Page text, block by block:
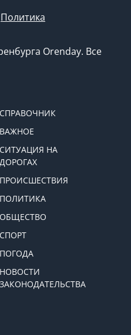
Политика
Orenday. Все
СПРАВОЧНИК
ВАЖНОЕ
СИТУАЦИЯ НА
ДОРОГАХ
ПРОИСШЕСТВИЯ
ПОЛИТИКА
ОБЩЕСТВО
СПОРТ
ПОГОДА
НОВОСТИ
ЗАКОНОДАТЕЛЬСТВА